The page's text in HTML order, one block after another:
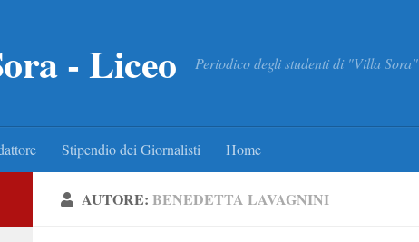
- Liceo Periodico degli studenti di "Villa Sora"
Stipendio dei Giornalisti Home
AUTORE: BENEDETTA LAVAGNINI